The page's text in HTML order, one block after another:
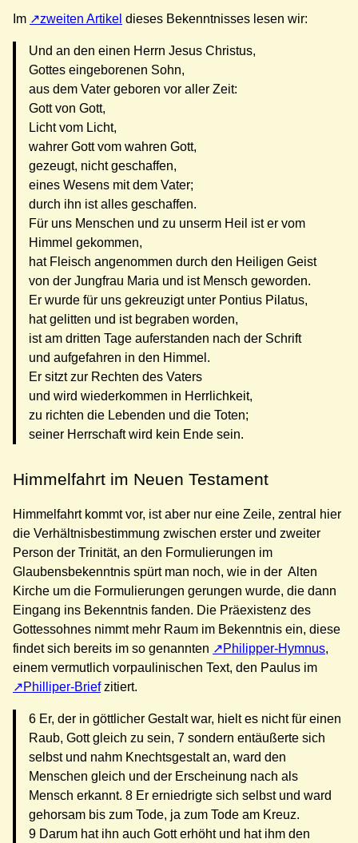
Im zweiten Artikel dieses Bekenntnisses lesen wir:
Und an den einen Herrn Jesus Christus,
Gottes eingeborenen Sohn,
aus dem Vater geboren vor aller Zeit:
Gott von Gott,
Licht vom Licht,
wahrer Gott vom wahren Gott,
gezeugt, nicht geschaffen,
eines Wesens mit dem Vater;
durch ihn ist alles geschaffen.
Für uns Menschen und zu unserm Heil ist er vom
Himmel gekommen,
hat Fleisch angenommen durch den Heiligen Geist
von der Jungfrau Maria und ist Mensch geworden.
Er wurde für uns gekreuzigt unter Pontius Pilatus,
hat gelitten und ist begraben worden,
ist am dritten Tage auferstanden nach der Schrift
und aufgefahren in den Himmel.
Er sitzt zur Rechten des Vaters
und wird wiederkommen in Herrlichkeit,
zu richten die Lebenden und die Toten;
seiner Herrschaft wird kein Ende sein.
Himmelfahrt im Neuen Testament
Himmelfahrt kommt vor, ist aber nur eine Zeile, zentral hier
die Verhältnisbestimmung zwischen erster und zweiter
Person der Trinität, an den Formulierungen im
Glaubensbekenntnis spürt man noch, wie in der Alten
Kirche um die Formulierungen gerungen wurde, die dann
Eingang ins Bekenntnis fanden. Die Präexistenz des
Gottessohnes nimmt mehr Raum im Bekenntnis ein, diese
findet sich bereits im so genannten
Philipper-Hymnus,
einem vermutlich vorpaulinischen Text, den Paulus im
Philliper-Briefzitiert.
6 Er, der in göttlicher Gestalt war, hielt es nicht für einen
Raub, Gott gleich zu sein, 7 sondern entäußerte sich
selbst und nahm Knechtsgestalt an, ward den
Menschen gleich und der Erscheinung nach als
Mensch erkannt. 8 Er erniedrigte sich selbst und ward
gehorsam bis zum Tode, ja zum Tode am Kreuz.
9 Darum hat ihn auch Gott erhöht und hat ihm den